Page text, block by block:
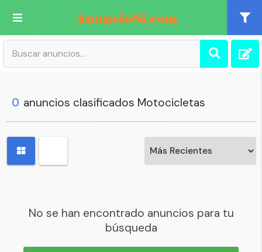
Publica tu Anuncio
Mi cuenta
0 anuncios clasificados Motocicletas
No se han encontrado anuncios para tu
búsqueda